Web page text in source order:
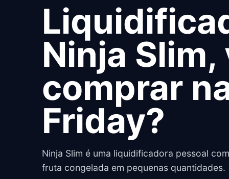
Ninja Slim,
comprar
Friday?
Ninja Slim é uma liquidificadora pessoal
fruta congelada em pequenas quantidades.